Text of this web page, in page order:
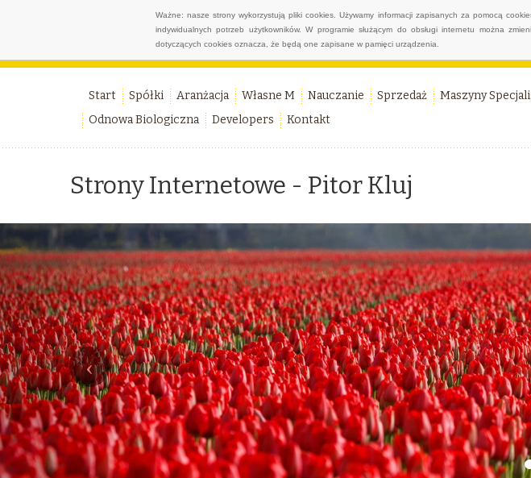
Ważne: nasze strony wykorzystują pliki cookies. Używamy informacji zapisanych za pomocą
indywidualnych potrzeb użytkowników. W programie służącym do obsługi internetu można
dotyczących cookies oznacza, że będą one zapisane w pamięci urządzenia.
Start Spółki Aranżacja Własne M Nauczanie Sprzedaż Maszyny
Odnowa Biologiczna
Developers Kontakt
Strony Internetowe - Pitor Kluj